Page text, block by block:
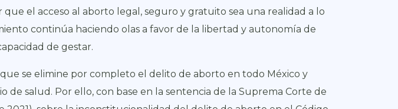
el acceso al aborto legal, seguro y gratuito sea una realidad a lo
continúa haciendo olas a favor de la libertad y autonomía de
de gestar.
se elimine por completo el delito de aborto en todo México y
de salud. Por ello, con base en la sentencia de la Suprema Corte de